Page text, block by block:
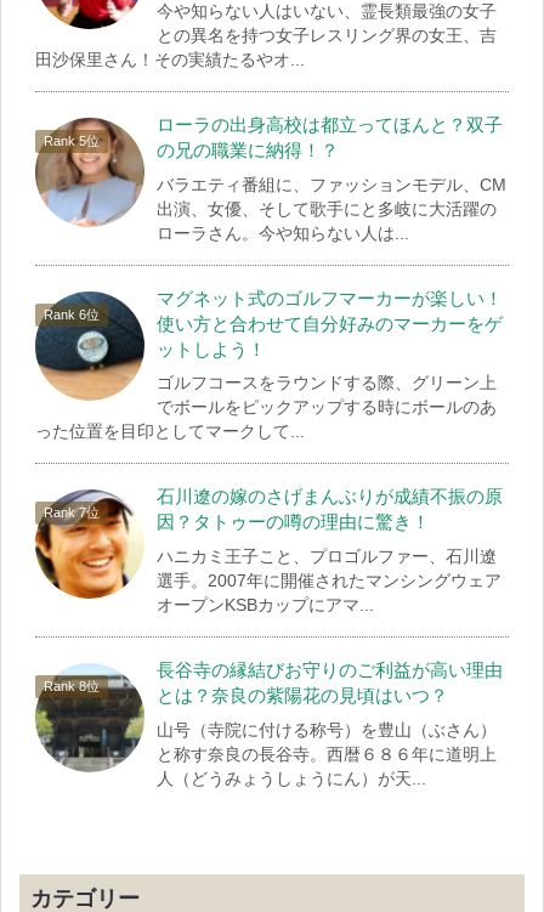
今や知らない人はいない、霊長類最強の女子
との異名を持つ女子レスリング界の女王、吉
田沙保里さん！その実績たるやオ...
ローラの出身高校は都立ってほんと？双子
の兄の職業に納得！？
バラエティ番組に、ファッションモデル、CM
出演、女優、そして歌手にと多岐に大活躍の
ローラさん。今や知らない人は...
マグネット式のゴルフマーカーが楽しい！
使い方と合わせて自分好みのマーカーをゲ
ットしよう！
ゴルフコースをラウンドする際、グリーン上
でボールをピックアップする時にボールのあ
った位置を目印としてマークして...
石川遼の嫁のさげまんぶりが成績不振の原
因？タトゥーの噂の理由に驚き！
ハニカミ王子こと、プロゴルファー、石川遼
選手。2007年に開催されたマンシングウェア
オープンKSBカップにアマ...
長谷寺の縁結びお守りのご利益が高い理由
とは？奈良の紫陽花の見頃はいつ？
山号（寺院に付ける称号）を豊山（ぶさん）
と称す奈良の長谷寺。西暦６８６年に道明上
人（どうみょうしょうにん）が天...
カテゴリー